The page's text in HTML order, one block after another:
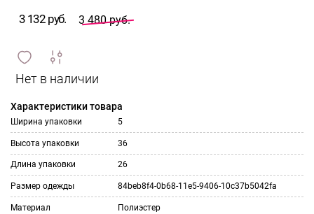
3 132 руб. 3 480 руб.
и
сравнить
ИЗБРАННОЕ
Характеристики товара
Ширина упаковки 5
Высота упаковки 36
Длина упаковки 26
Размер одежды 84beb8f4-0b68-11e5-9406-10c37b5042fa
Материал Полиэстер